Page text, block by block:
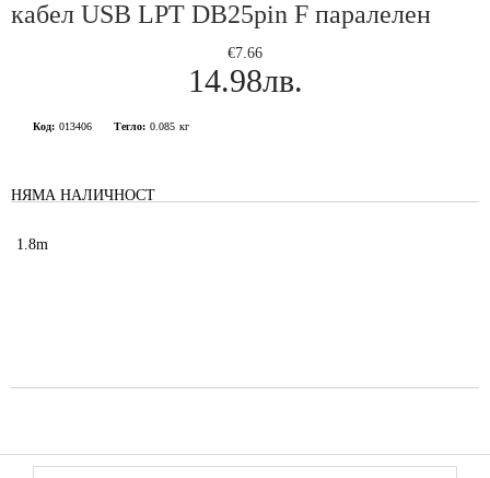
кабел USB LPT DB25pin F паралелен
€7.66
14.98лв.
Код: 013406 Тегло: 0.085 кг
НЯМА НАЛИЧНОСТ
1.8m